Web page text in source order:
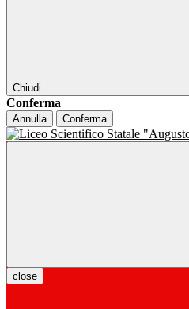
Chiudi
Conferma
Annulla Conferma
close